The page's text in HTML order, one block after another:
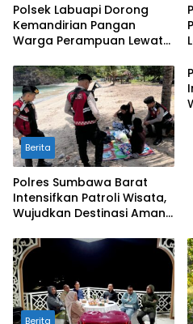
Polsek Labuapi Dorong
Kemandirian Pangan
Warga Perampuan Lewat
Rumah
Berita
Polres Sumbawa Barat
Intensifkan Patroli Wisata,
Wujudkan Destinasi Aman
Masyarakat
Berita